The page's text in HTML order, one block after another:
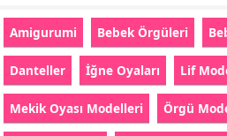
Amigurumi Bebek Örgüleri
Danteller İğne Oyaları Lif
Mekik Oyası Modelleri Örgü